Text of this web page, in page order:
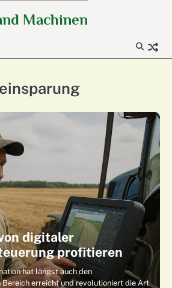
Machinen
digitaler
profitieren
hat längst auch den
erreicht und revolutioniert die Art